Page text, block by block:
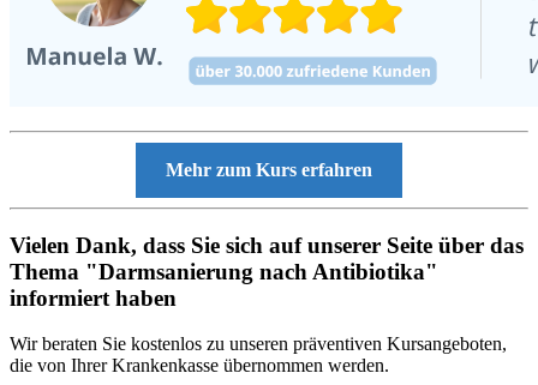
Mehr zum Kurs erfahren
Vielen Dank, dass Sie sich auf unserer Seite über das
Thema "Darmsanierung nach Antibiotika"
informiert haben
Wir beraten Sie kostenlos zu unseren präventiven Kursangeboten,
die von Ihrer Krankenkasse übernommen werden.